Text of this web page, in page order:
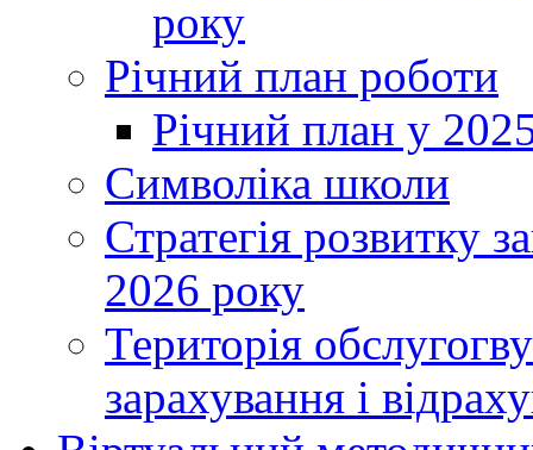
року
Річний план роботи
Річний план у
Символіка школи
Стратегія розвитку
2026 року
Територія
зарахування і